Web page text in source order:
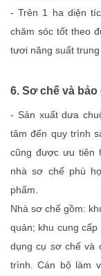
- Trên 1 ha diện
chăm sóc tốt theo
tươi năng suất
6. Sơ chế và bảo
- Sản xuất dưa
tâm đến quy trình
cũng được ưu tiên
nhà sơ chế phù
phẩm.
Nhà sơ chế gồm:
quản; khu cung
dụng cụ sơ chế và
trình. Cán bộ làm